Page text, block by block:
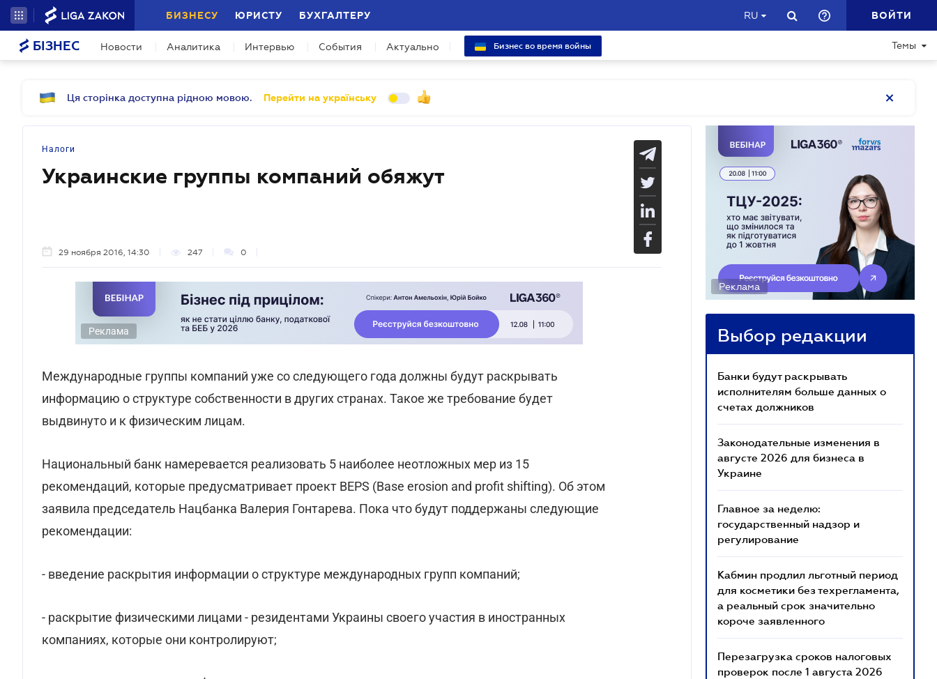
БИЗНЕСУ ЮРИСТУ БУХГАЛТЕРУ RU ВОЙТИ
БІЗНЕС Новости Аналитика Интервью События Актуально Бизнес во время войны Темы
Ця сторінка доступна рідною мовою. Перейти на українську
Налоги
Украинские группы компаний обяжут
29 ноября 2016, 14:30 247 0
Реклама
Международные группы компаний уже со следующего года должны будут раскрывать
информацию о структуре собственности в других странах. Такое же требование будет
выдвинуто и к физическим лицам.
Национальный банк намеревается реализовать 5 наиболее неотложных мер из 15
рекомендаций, которые предусматривает проект BEPS (Base erosion and profit shifting). Об этом
заявила председатель Нацбанка Валерия Гонтарева. Пока что будут поддержаны следующие
рекомендации:
- введение раскрытия информации о структуре международных групп компаний;
- раскрытие физическими лицами - резидентами Украины своего участия в иностранных
компаниях, которые они контролируют;
Реклама
Выбор редакции
Банки будут раскрывать
исполнителям больше данных о
счетах должников
Законодательные изменения в
августе 2026 для бизнеса в
Украине
Главное за неделю:
государственный надзор и
регулирование
Кабмин продлил льготный период
для косметики без техрегламента,
а реальный срок значительно
короче заявленного
Перезагрузка сроков налоговых
проверок после 1 августа 2026